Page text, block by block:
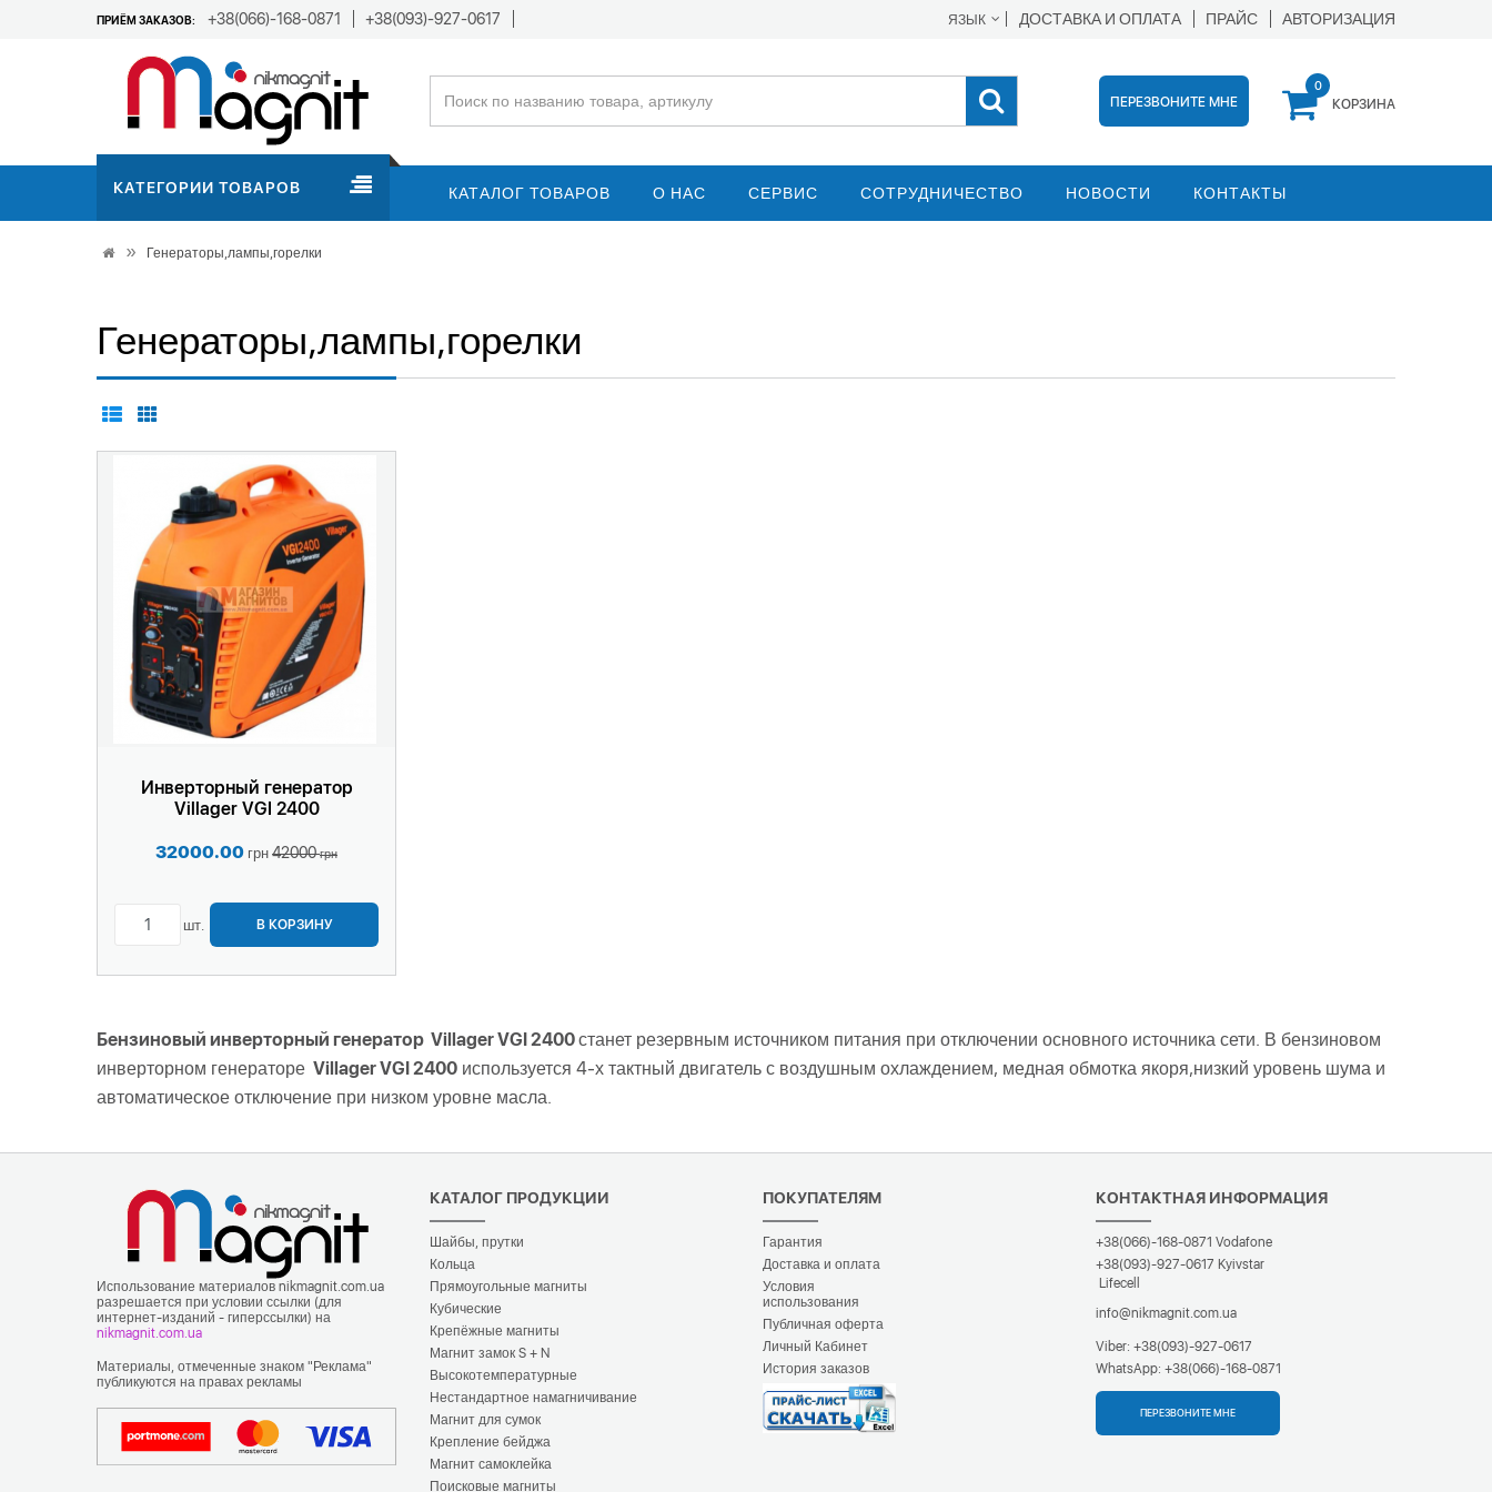
ПРИЁМ ЗАКАЗОВ: +38(066)-168-0871 +38(093)-927-0617 ЯЗЫК ДОСТАВКА И ОПЛАТА ПРАЙС АВТОРИЗАЦИЯ
ПЕРЕЗВОНИТЕ МНЕ
0
КОРЗИНА
КАТЕГОРИИ ТОВАРОВ КАТАЛОГ ТОВАРОВ О НАС СЕРВИС СОТРУДНИЧЕСТВО НОВОСТИ КОНТАКТЫ
Генераторы,лампы,горелки
Генераторы,лампы,горелки
Инверторный генератор
Villager VGI 2400
32000.00 грн 42000грн
шт. В КОРЗИНУ
Бензиновый инверторный генератор Villager VGI 2400станет резервным источником питания при отключении основного источника сети. В бензиновом
инверторном генераторе Villager VGI 2400 используется 4-х тактный двигатель с воздушным охлаждением, медная обмотка якоря,низкий уровень шума и
автоматическое отключение при низком уровне масла.
Использование материалов nikmagnit.com.ua
разрешается при условии ссылки (для
интернет-изданий - гиперссылки) на
nikmagnit.com.ua
Материалы, отмеченные знаком "Реклама"
публикуются на правах рекламы
КАТАЛОГ ПРОДУКЦИИ
Шайбы, прутки
Кольца
Прямоугольные магниты
Кубические
Крепёжные магниты
Магнит замок S + N
Высокотемпературные
Нестандартное намагничивание
Магнит для сумок
Крепление бейджа
Магнит самоклейка
Поисковые магниты
ПОКУПАТЕЛЯМ
Гарантия
Доставка и оплата
Условия
использования
Публичная оферта
Личный Кабинет
История заказов
КОНТАКТНАЯ ИНФОРМАЦИЯ
+38(066)-168-0871 Vodafone
+38(093)-927-0617 Kyivstar
Lifecell
info@nikmagnit.com.ua
Viber: +38(093)-927-0617
WhatsApp: +38(066)-168-0871
ПЕРЕЗВОНИТЕ МНЕ